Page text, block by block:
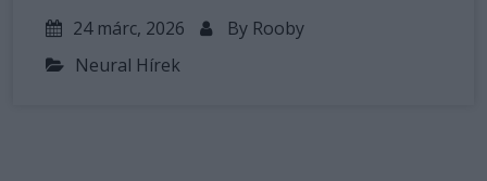
24 márc, 2026 By Rooby
Neural Hírek